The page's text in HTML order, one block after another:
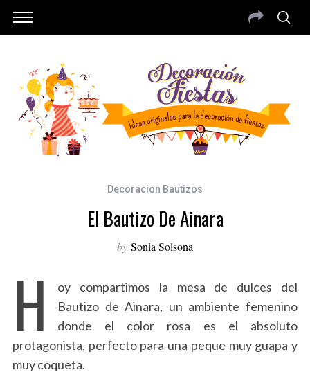
Decoracion Bautizos
El Bautizo De Ainara
by Sonia Solsona
H
oy compartimos la mesa de dulces del
Bautizo de Ainara, un ambiente femenino
donde el color rosa es el absoluto
protagonista, perfecto para una peque muy guapa y
muy coqueta.